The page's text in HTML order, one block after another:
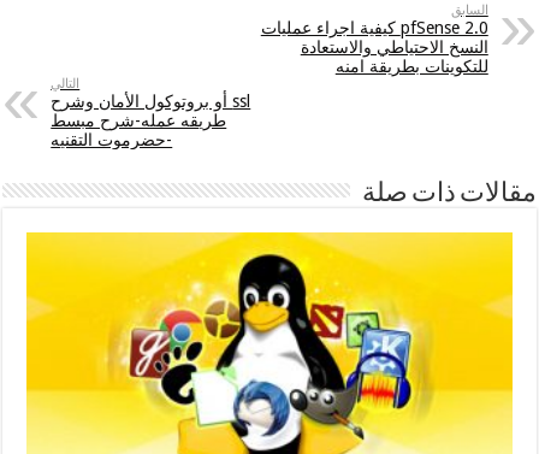
السابق
pfSense 2.0 كيفية اجراء عمليات
النسخ الاحتياطي والاستعادة
للتكوينات بطريقة امنه
التالي
ssl أو بروتوكول الأمان وشرح
طريقه عمله-شرح مبسط
-حضرموت التقنيه
مقالات ذات صلة